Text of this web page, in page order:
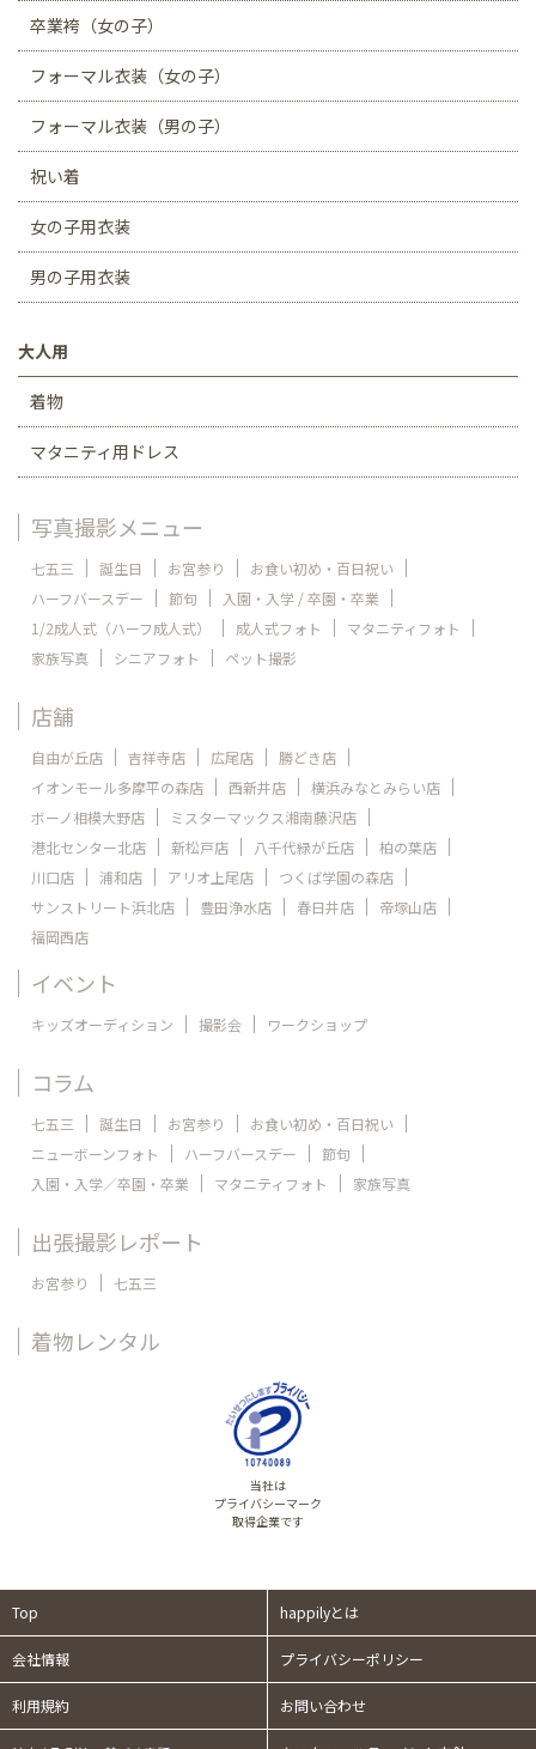
卒業袴（女の子）
フォーマル衣装（女の子）
フォーマル衣装（男の子）
祝い着
女の子用衣装
男の子用衣装
大人用
着物
マタニティ用ドレス
写真撮影メニュー
七五三 誕生日 お宮参り
お食い初め・百日祝い
ハーフバースデー
節句
入園・入学 / 卒園・卒業
1/2成人式（ハーフ成人式）
成人式フォト
マタニティフォト
家族写真
シニアフォト ペット撮影
店舗
自由が丘店 吉祥寺店 広尾店
勝どき店
イオンモール多摩平の森店
西新井店
横浜みなとみらい店
ボーノ相模大野店
ミスターマックス湘南藤沢店
港北センター北店
新松戸店 八千代緑が丘店
柏の葉店
川口店
浦和店 アリオ上尾店
つくば学園の森店
サンストリート浜北店
豊田浄水店 春日井店
帝塚山店
福岡西店
イベント
キッズオーディション 撮影会 ワークショップ
コラム
七五三 誕生日 お宮参り
お食い初め・百日祝い
ニューボーンフォト
ハーフバースデー
節句
入園・入学／卒園・卒業
マタニティフォト 家族写真
出張撮影レポート
お宮参り 七五三
着物レンタル
当社は
プライバシーマーク
取得企業です
Top happilyとは
会社情報 プライバシーポリシー
利用規約 お問い合わせ